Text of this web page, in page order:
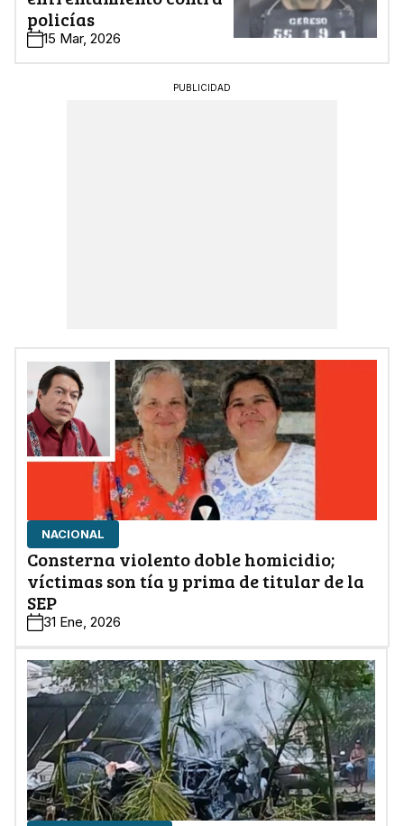
policías
15 Mar, 2026
PUBLICIDAD
NACIONAL
Consterna violento doble homicidio;
víctimas son tía y prima de titular de la
SEP
31 Ene, 2026